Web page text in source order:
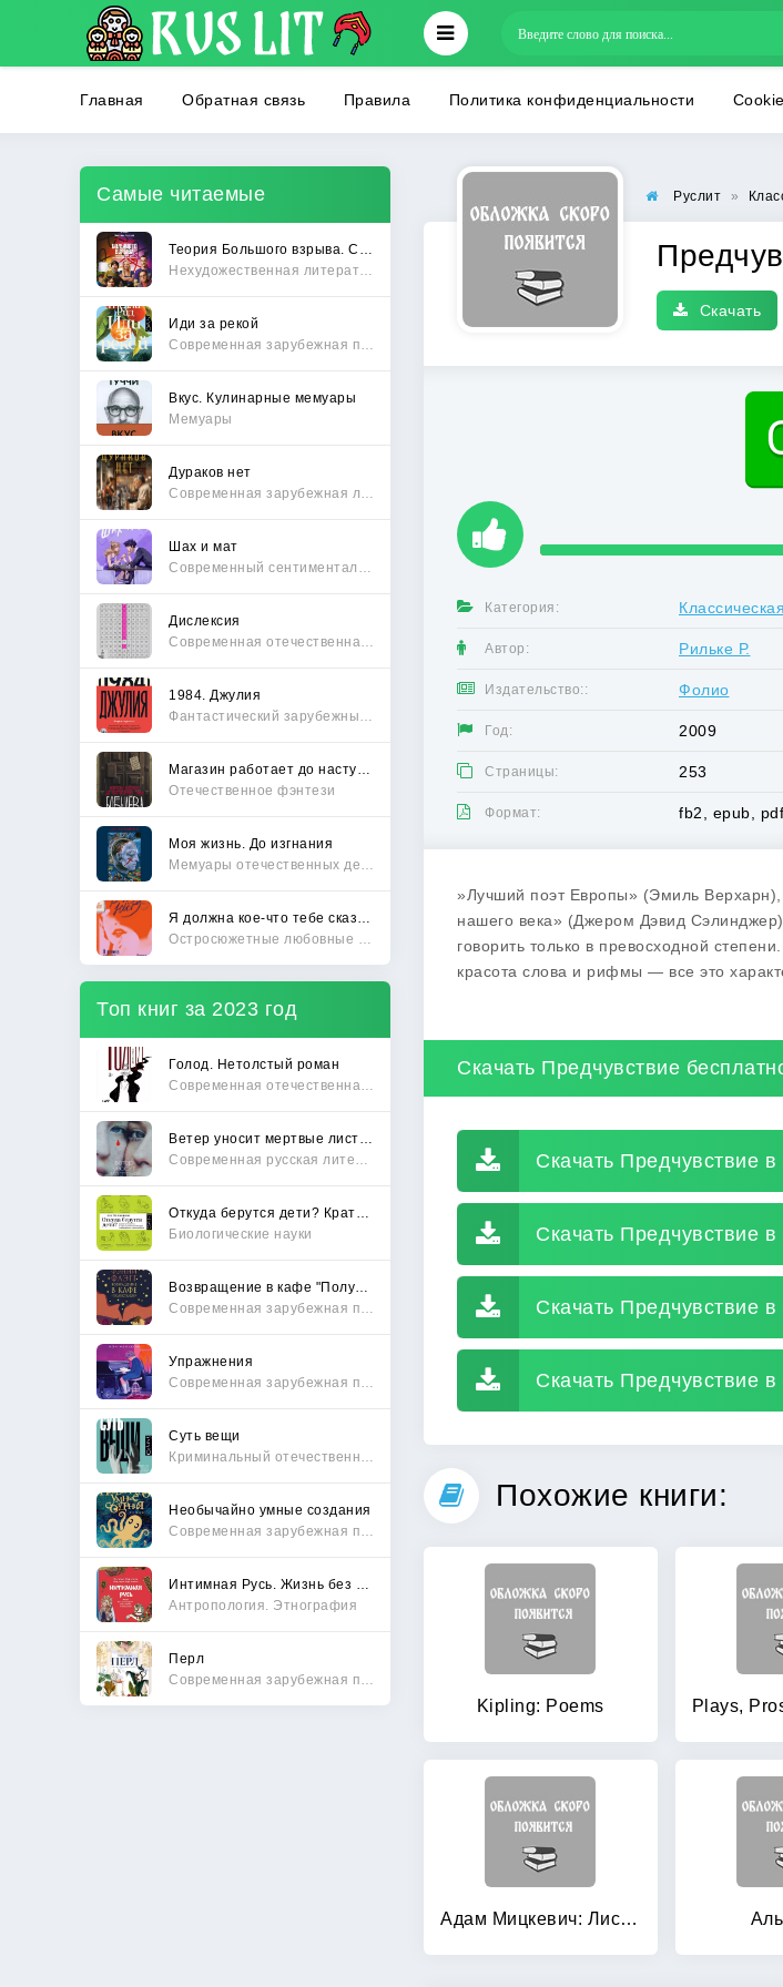
Главная Обратная связь Правила Политика конфиденциальности Cookie
Самые читаемые
Иди за рекой
Вкус. Кулинарные мемуары
Мемуары
Дураков нет
Шах и мат
Дислексия
1984. Джулия
Отечественное фэнтези
Моя жизнь. До изгнания
Топ книг за 2023 год
Голод. Нетолстый роман
Биологические науки
Упражнения
Суть вещи
Необычайно умные создания
Антропология. Этнография
Перл
Руслит »
Скачать
Категория:
Автор: Рильке Р.
Издательство:: Фолио
Год: 2009
Страницы: 253
Формат: fb2, epub,
»Лучший поэт Европы» (Эмиль
нашего века» (Джером Дэвид
говорить только в превосходной
красота слова и рифмы — все это
Скачать Предчувствие
Скачать Предчувствие
Скачать Предчувствие
Скачать Предчувствие
Скачать Предчувствие
Похожие книги:
Kipling: Poems
Адам Мицкевич: Листок из альбома. Свитезь. Том 19